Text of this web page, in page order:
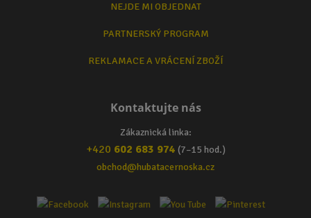
NEJDE MI OBJEDNAT
PARTNERSKÝ PROGRAM
REKLAMACE A VRÁCENÍ ZBOŽÍ
Kontaktujte nás
Zákaznická linka:
+420 602 683 974 (7–15 hod.)
obchod@hubatacernoska.cz